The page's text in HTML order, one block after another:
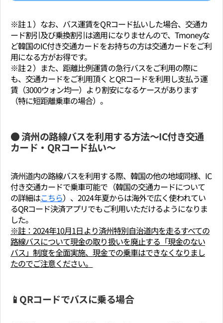
※註１）なお、バス運賃をQRコード払いした場合、交通カ
ード割引及び乗換割引は適用になりませんので、Tmoneyな
ど韓国のIC付き交通カードをお持ちの方は交通カードをご利
用になる方がお得です。
※註２）また、距離比例運賃の急行バスをご利用の際に
も、交通カードをご利用頂くとQRコードを利用し支払う運
賃（3000ウォン均一）より割安になるケースがあります
（特に短距離乗車の場合）。
● 済州の路線バスを利用する方法～IC付き交通
カード・QRコード払い～
済州道内の路線バスを利用する際、韓国の他の地域同様、IC
付き交通カードで乗車可能で（韓国の交通カードについて
の詳細はこちら）、2024年夏からは海外で広く使われてい
るQRコード決済アプリでもご利用いただけるようになりま
した。
※註：2024年10月1日より済州特別自治道内を走るすべての
路線バスについて現金の取り扱いを廃止する「現金のない
バス」制度を全面実施、現金での乗車はできなくなりまし
たのでご注意ください。
📱QRコードでバスに乗る場合